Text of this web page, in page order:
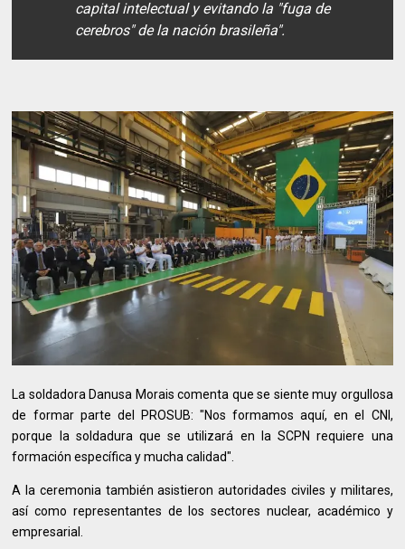
capital intelectual y evitando la "fuga de
cerebros" de la nación brasileña".
La soldadora Danusa Morais comenta que se siente muy orgullosa
de formar parte del PROSUB: "Nos formamos aquí, en el CNI,
porque la soldadura que se utilizará en la SCPN requiere una
formación específica y mucha calidad".
A la ceremonia también asistieron autoridades civiles y militares,
así como representantes de los sectores nuclear, académico y
empresarial.